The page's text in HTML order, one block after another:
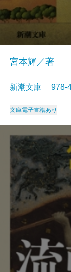
宮本輝／著
新潮文庫 978-
文庫電子書籍あり